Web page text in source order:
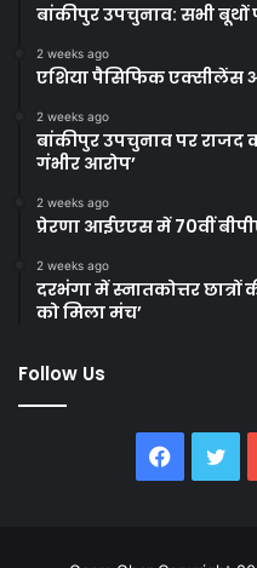
बांकीपुर उपचुनाव: सभी बूथों
2 weeks ago
एशिया पैसिफिक एक्सीलेंस
2 weeks ago
बांकीपुर उपचुनाव पर राजद
गंभीर आरोप’
2 weeks ago
प्रेरणा आईएएस में 70वीं
2 weeks ago
दरभंगा में स्नातकोत्तर छात्रों
को मिला मंच’
Follow Us